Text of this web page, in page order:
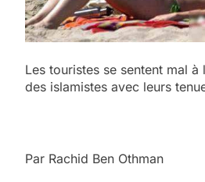
Les touristes se sentent mal à
des islamistes avec leurs
Par Rachid Ben Othman